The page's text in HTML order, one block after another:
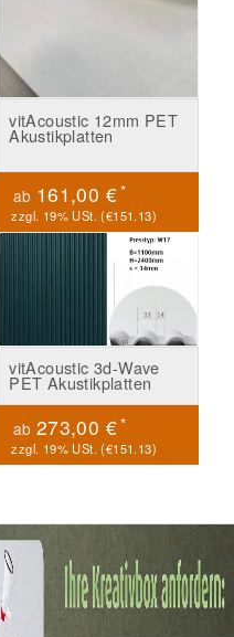
vitAcoustic 12mm PET
Akustikplatten
ab 161,00 €*
zzgl. 19% USt. (€151.13)
vitAcoustic 3d-Wave
PET Akustikplatten
ab 273,00 €*
zzgl. 19% USt. (€151.13)